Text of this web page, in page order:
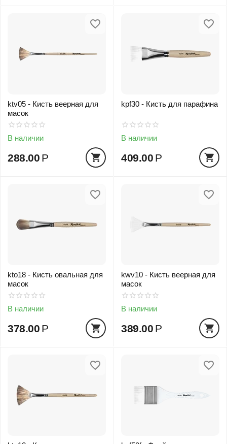
ktv05 - Кисть веерная для
масок
В наличии
288.00 Р
kpf30 - Кисть для парафина
В наличии
409.00 Р
kto18 - Кисть овальная для
масок
В наличии
378.00 Р
kwv10 - Кисть веерная для
масок
В наличии
389.00 Р